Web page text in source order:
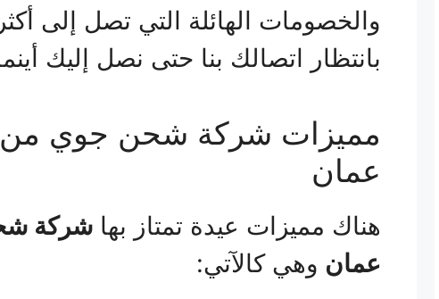
بانتظار اتصالك بنا حتى نصل إليك
مميزات شركة شحن جوي من
عمان
هناك مميزات عيدة تمتاز بها شركة
عمان وهي كالآتي: